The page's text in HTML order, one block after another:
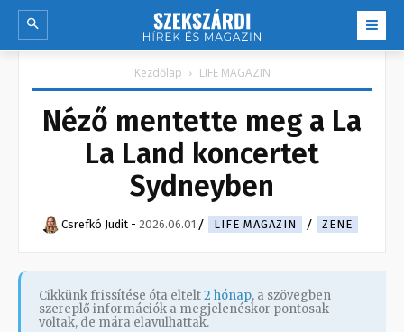
Kezdőlap LIFE MAGAZIN
Néző mentette meg a La
La Land koncertet
Sydneyben
Csrefkó Judit - 2026.06.01. LIFE MAGAZIN ZENE
Cikkünk frissítése óta eltelt2 hónap, a szövegben
szereplő információk a megjelenéskor pontosak
voltak, de mára elavulhattak.